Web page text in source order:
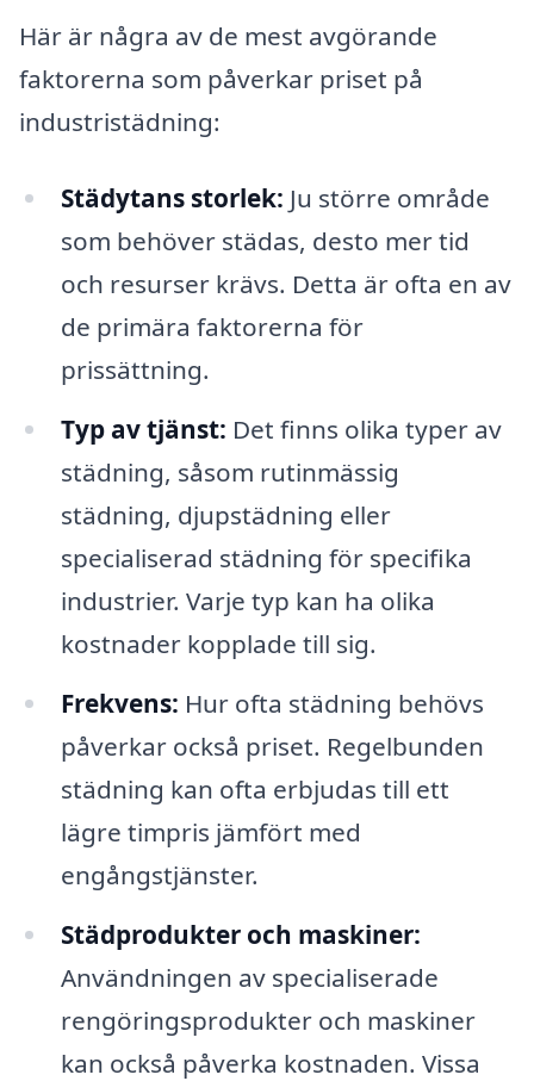
Här är några av de mest avgörande
faktorerna som påverkar priset på
industristädning:
Städytans storlek: Ju större område
som behöver städas, desto mer tid
och resurser krävs. Detta är ofta en av
de primära faktorerna för
prissättning.
Typ av tjänst: Det finns olika typer av
städning, såsom rutinmässig
städning, djupstädning eller
specialiserad städning för specifika
industrier. Varje typ kan ha olika
kostnader kopplade till sig.
Frekvens: Hur ofta städning behövs
påverkar också priset. Regelbunden
städning kan ofta erbjudas till ett
lägre timpris jämfört med
engångstjänster.
Städprodukter och maskiner:
Användningen av specialiserade
rengöringsprodukter och maskiner
kan också påverka kostnaden. Vissa